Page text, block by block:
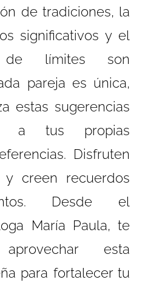
de tradiciones, la
significativos y el
de límites son
pareja es única,
estas sugerencias
a tus propias
Disfruten
creen recuerdos
Desde el
María Paula, te
esta
para fortalecer tu